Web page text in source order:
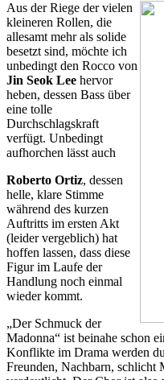
Aus der Riege der vielen
kleineren Rollen, die
allesamt mehr als solide
besetzt sind, möchte ich
unbedingt den Rocco von
Jin Seok Lee hervor
heben, dessen Bass über
eine tolle
Durchschlagskraft
verfügt. Unbedingt
aufhorchen lässt auch
Roberto Ortiz, dessen
helle, klare Stimme
während des kurzen
Auftritts im ersten Akt
(leider vergeblich) hat
hoffen lassen, dass diese
Figur im Laufe der
Handlung noch einmal
wieder kommt.
„Der Schmuck der
Madonna“ ist beinahe schon
Konflikte im Drama werden
Freunden, Nachbarn, schlicht